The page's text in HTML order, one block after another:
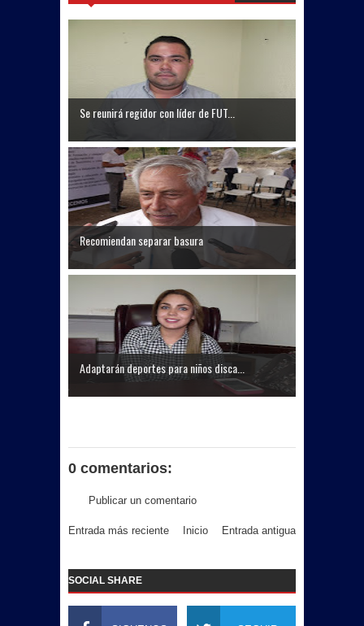
Se reunirá regidor con líder de FUT...
Recomiendan separar basura
Adaptarán deportes para niños disca...
0 comentarios:
Publicar un comentario
Entrada más reciente Entrada antigua
Inicio
SOCIAL SHARE